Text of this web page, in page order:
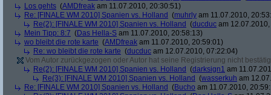
Los gehts (AMDfreak am 11.07.2010, 20:30:51)
Re: [FINALE WM 2010] Spanien vs. Holland (muhrly am 11.07.2010,
Re(2): [FINALE WM 2010] Spanien vs. Holland (ducduc am
Mein Tipp: 8:7 (Das Hella-S am 11.07.2010, 20:58:13)
wo bleibt die rote karte (AMDfreak am 11.07.2010, 20:59:01)
Re: wo bleibt die rote karte (ducduc am 12.07.2010, 07:22:04)
Vom Autor zurückgezogen oder Autor hat seine Registrierung nicht
Re(2): [FINALE WM 2010] Spanien vs. Holland (darksign1 am
Re(3): [FINALE WM 2010] Spanien vs. Holland (wasserkuh am
Re: [FINALE WM 2010] Spanien vs. Holland (Bucho am 11.07.2010,